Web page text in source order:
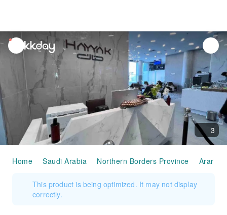
unread
notifications
3
Home Saudi Arabia Northern Borders Province Arar
This product is being optimized. It may not display
correctly.